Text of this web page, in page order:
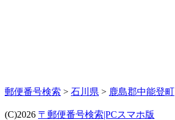
郵便番号検索 > 石川県 > 鹿島郡中能登町
(C)2026 〒郵便番号検索|PCスマホ版